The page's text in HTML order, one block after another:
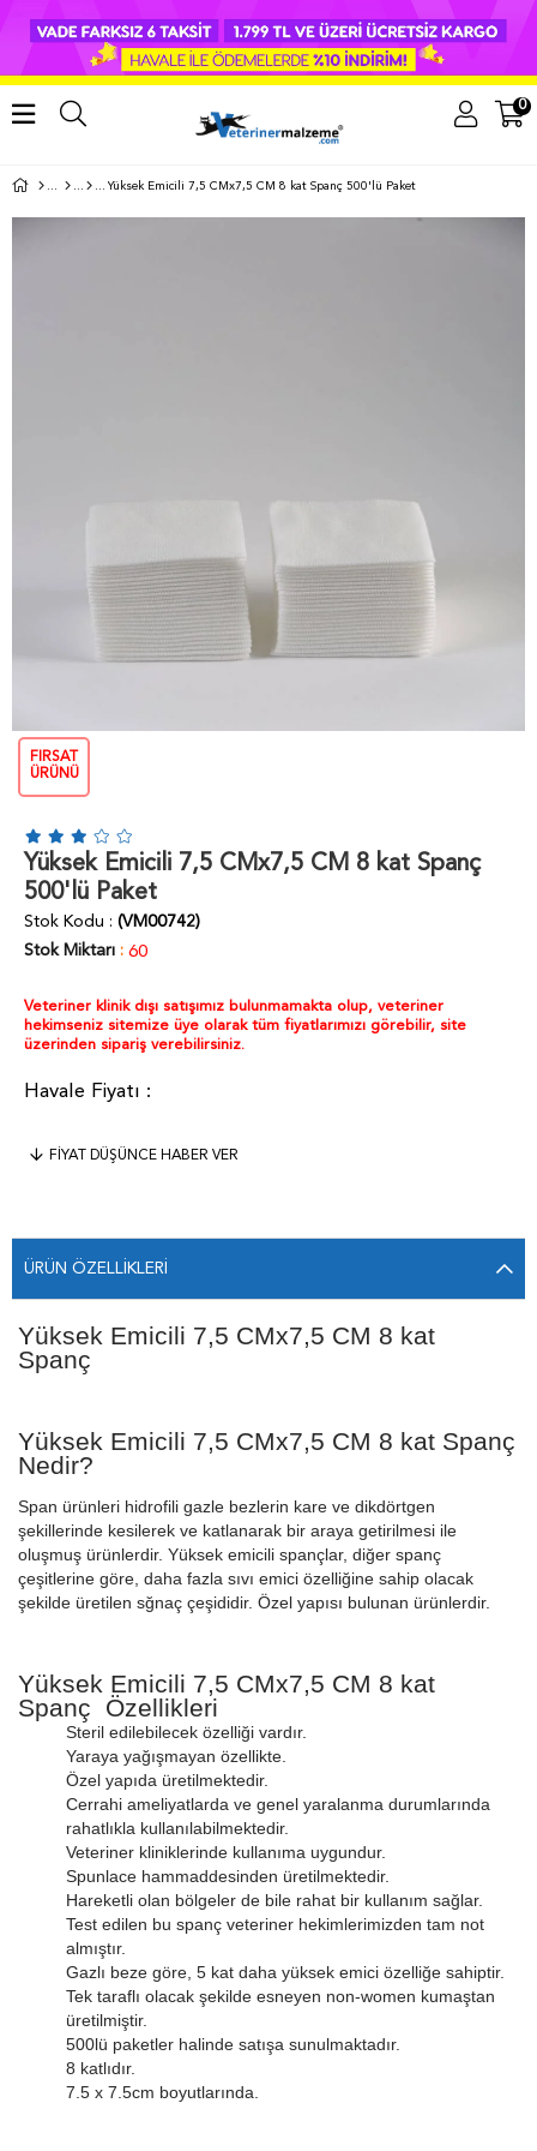
0
Yüksek Emicili 7,5 CMx7,5 CM 8 kat Spanç 500'lü Paket
FIRSAT
ÜRÜNÜ
Yüksek Emicili 7,5 CMx7,5 CM 8 kat Spanç
500'lü Paket
Stok Kodu
(VM00742)
Stok Miktarı : 60
Veteriner klinik dışı satışımız bulunmamakta olup, veteriner
hekimseniz sitemize üye olarak tüm fiyatlarımızı görebilir, site
üzerinden sipariş verebilirsiniz.
FIYAT DÜŞÜNCE HABER VER
ÜRÜN ÖZELLIKLERI
Yüksek Emicili 7,5 CMx7,5 CM 8 kat
Spanç
Yüksek Emicili 7,5 CMx7,5 CM 8 kat Spanç
Nedir?
Span ürünleri hidrofili gazle bezlerin kare ve dikdörtgen
şekillerinde kesilerek ve katlanarak bir araya getirilmesi ile
oluşmuş ürünlerdir. Yüksek emicili spançlar, diğer spanç
çeşitlerine göre, daha fazla sıvı emici özelliğine sahip olacak
şekilde üretilen sğnaç çeşididir. Özel yapısı bulunan ürünlerdir.
Yüksek Emicili 7,5 CMx7,5 CM 8 kat
Spanç Özellikleri
Steril edilebilecek özelliği vardır.
Yaraya yağışmayan özellikte.
Özel yapıda üretilmektedir.
Cerrahi ameliyatlarda ve genel yaralanma durumlarında
rahatlıkla kullanılabilmektedir.
Veteriner kliniklerinde kullanıma uygundur.
Spunlace hammaddesinden üretilmektedir.
Hareketli olan bölgeler de bile rahat bir kullanım sağlar.
Test edilen bu spanç veteriner hekimlerimizden tam not
almıştır.
Gazlı beze göre, 5 kat daha yüksek emici özelliğe sahiptir.
Tek taraflı olacak şekilde esneyen non-women kumaştan
üretilmiştir.
500lü paketler halinde satışa sunulmaktadır.
8 katlıdır.
7.5 x 7.5cm boyutlarında.